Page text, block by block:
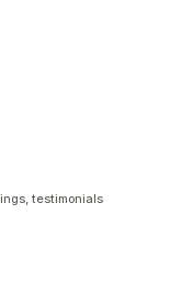
testimonials